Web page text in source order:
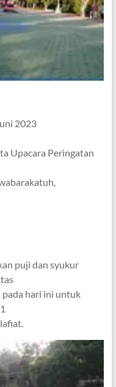
2023
Upacara Peringatan
puji dan syukur
hari ini untuk